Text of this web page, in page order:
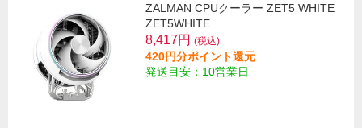
ZALMAN CPUクーラー ZET5 WHITE
ZET5WHITE
8,417円 (税込)
420円分ポイント還元
発送目安：10営業日